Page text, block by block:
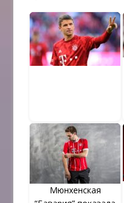
Мюнхенская